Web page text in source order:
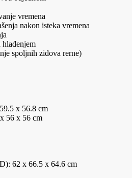
vremena
nakon isteka vremena
hlađenjem
spoljnih zidova rerne)
x 56.8 cm
56 x 56 cm
62 x 66.5 x 64.6 cm